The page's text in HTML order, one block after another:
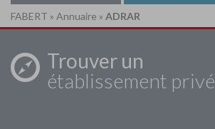
FABERT » Annuaire » ADRAR
Trouver un
établissement privé